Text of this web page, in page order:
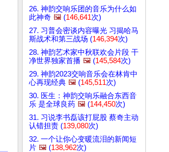
26. 神韵交响乐团的音乐为什么如
此神奇 🖼️ (146,641次)
27. 习普会密谈内容曝光 习揭哈马
斯战术和第三战场 (146,394次)
28. 神韵艺术家中秋联欢会片段 干
净世界独家首播 🖼️ (145,584次)
29. 神韵2023交响音乐会在林肯中
心再现经典 🖼️ (145,511次)
30. 医生：神韵交响乐融合东西音
乐 是全球良药 🖼️ (144,450次)
31. 习说李书磊该打屁股 蔡奇主动
认错担责 (139,080次)
32. 一个让你心变暖流泪的新闻短
片 🖼️ (138,962次)